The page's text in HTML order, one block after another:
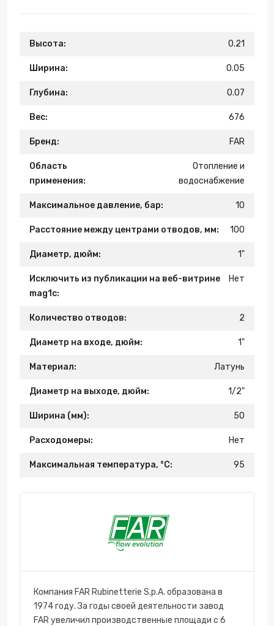
Высота: 0.21
Ширина: 0.05
Глубина: 0.07
Вес: 676
Бренд: FAR
Область
применения:
Отопление и
водоснабжение
Максимальное давление, бар: 10
Расстояние между центрами отводов, мм: 100
Диаметр, дюйм: 1"
Исключить из публикации на веб-витрине
mag1c:
Нет
Количество отводов: 2
Диаметр на входе, дюйм: 1"
Материал: Латунь
Диаметр на выходе, дюйм: 1/2"
Ширина (мм): 50
Расходомеры: Нет
Максимальная температура, °С: 95
Компания FAR Rubinetterie S.p.A. образована в
1974 году. За годы своей деятельности завод
FAR увеличил производственные площади с 6